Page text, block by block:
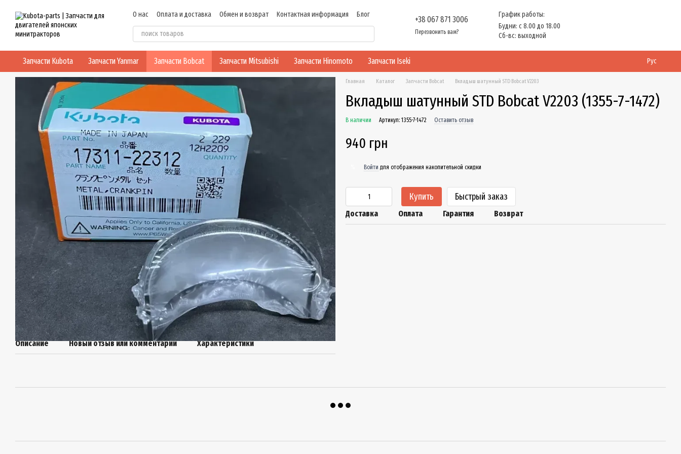
О нас Оплата и доставка Обмен и возврат Контактная информация
Блог
Политика конфиденциальности
+38 067 871 3006
Перезвонить вам?
График работы:
Будни: с 8.00 до 18.00
Сб-вс: выходной
Запчасти Kubota Запчасти Yanmar Запчасти Bobcat Запчасти Mitsubishi Запчасти Hinomoto Запчасти Iseki Рус
Описание Новый отзыв или комментарий Характеристики
Главная Каталог Запчасти Bobcat Вкладыш шатунный STD Bobcat V2203
Вкладыш шатунный STD Bobcat V2203 (1355-7-1472)
В наличии Артикул: 1355-7-1472 Оставить отзыв
940 грн
Войти для отображения накопительной скидки
Купить Быстрый заказ
Доставка Оплата Гарантия Возврат